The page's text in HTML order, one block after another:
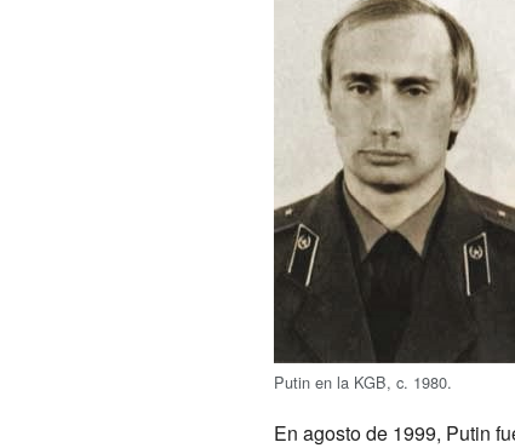
Putin en la KGB, c. 1980.
En agosto de 1999, Putin